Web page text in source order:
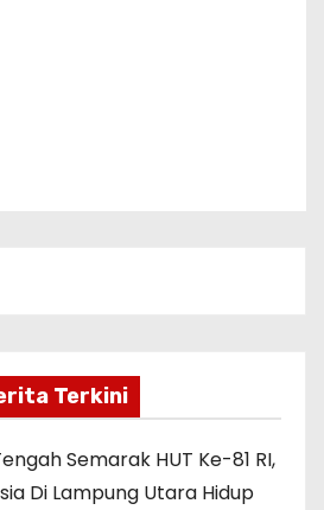
Terkini
Semarak HUT Ke-81 RI,
Di Lampung Utara Hidup